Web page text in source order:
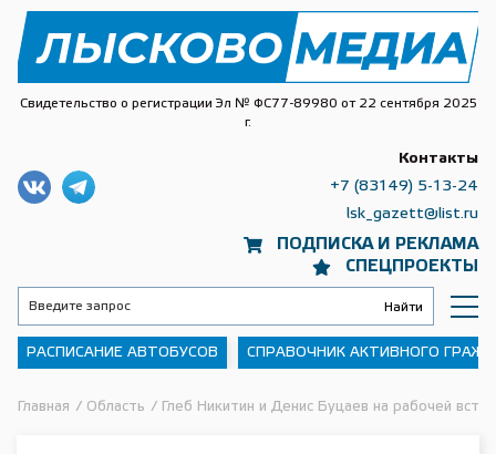
Свидетельство о регистрации Эл № ФС77-89980 от 22 сентября 2025
г.
ПОДПИСКА И РЕКЛАМА
СПЕЦПРОЕКТЫ
Контакты
+7 (83149) 5-13-24
lsk_gazett@list.ru
РАСПИСАНИЕ АВТОБУСОВ СПРАВОЧНИК АКТИВНОГО
Главная / Область / Глеб Никитин и Денис Буцаев на рабочей